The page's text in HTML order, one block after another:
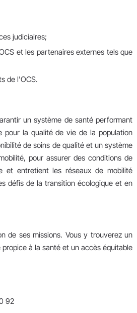
judiciaires;
et les partenaires externes tels que
de l'OCS.
un système de santé performant
la qualité de vie de la population
de soins de qualité et un système
pour assurer des conditions de
et entretient les réseaux de mobilité
défis de la transition écologique et en
de ses missions. Vous y trouverez un
à la santé et un accès équitable
92